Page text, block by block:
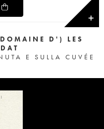
✕
D') LES
E SULLA CUVÉE